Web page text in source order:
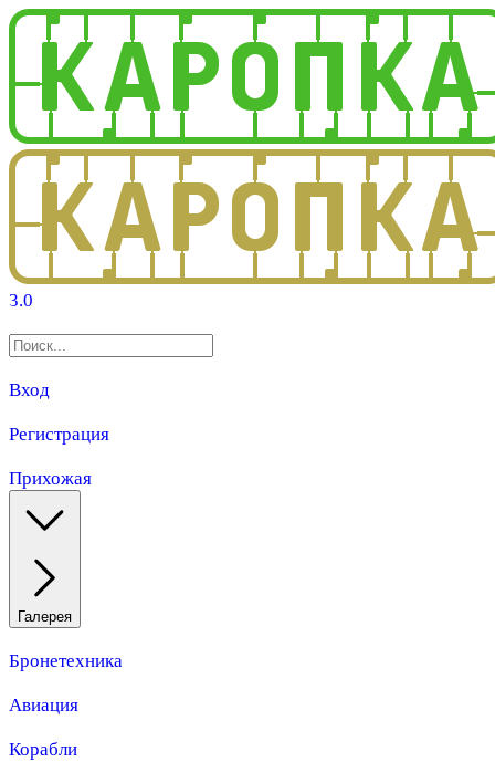
3.0
Вход
Регистрация
Прихожая
Галерея
Бронетехника
Авиация
Корабли